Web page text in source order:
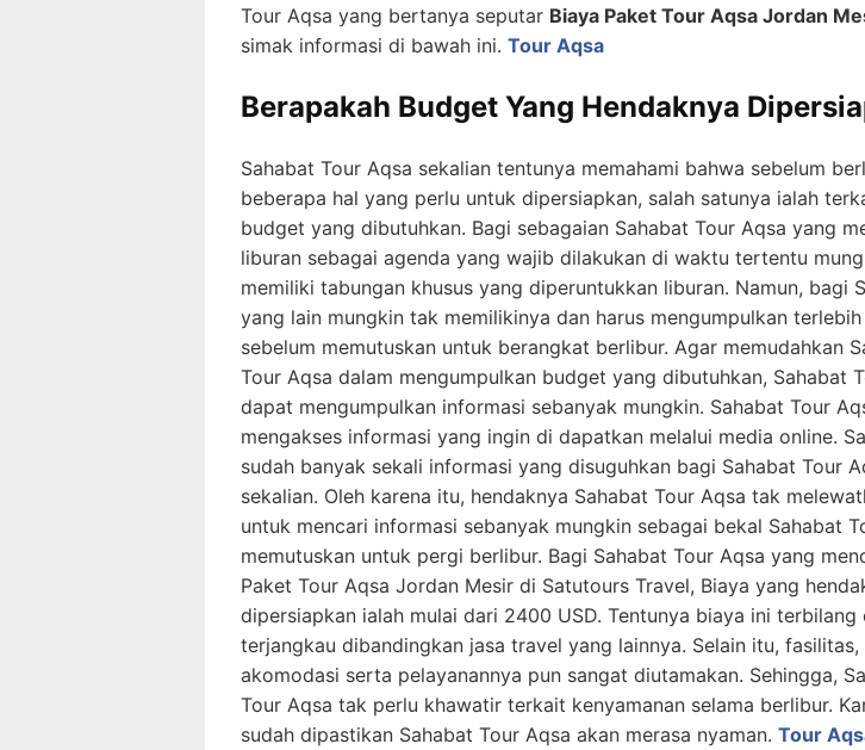
Tour Aqsa yang bertanya seputar Biaya Paket Tour Aqsa Jordan
simak informasi di bawah ini. Tour Aqsa
Berapakah Budget Yang Hendaknya
Sahabat Tour Aqsa sekalian tentunya memahami bahwa sebelum
beberapa hal yang perlu untuk dipersiapkan, salah satunya ialah
budget yang dibutuhkan. Bagi sebagaian Sahabat Tour Aqsa yang
liburan sebagai agenda yang wajib dilakukan di waktu tertentu
memiliki tabungan khusus yang diperuntukkan liburan. Namun, bagi
yang lain mungkin tak memilikinya dan harus mengumpulkan terlebih
sebelum memutuskan untuk berangkat berlibur. Agar memudahkan
Tour Aqsa dalam mengumpulkan budget yang dibutuhkan, Sahabat
dapat mengumpulkan informasi sebanyak mungkin. Sahabat Tour
mengakses informasi yang ingin di dapatkan melalui media online.
sudah banyak sekali informasi yang disuguhkan bagi Sahabat Tour
sekalian. Oleh karena itu, hendaknya Sahabat Tour Aqsa tak
untuk mencari informasi sebanyak mungkin sebagai bekal Sahabat
memutuskan untuk pergi berlibur. Bagi Sahabat Tour Aqsa yang
Paket Tour Aqsa Jordan Mesir di Satutours Travel, Biaya yang
dipersiapkan ialah mulai dari 2400 USD. Tentunya biaya ini terbilang
terjangkau dibandingkan jasa travel yang lainnya. Selain itu, fasilitas,
akomodasi serta pelayanannya pun sangat diutamakan. Sehingga,
Tour Aqsa tak perlu khawatir terkait kenyamanan selama berlibur.
sudah dipastikan Sahabat Tour Aqsa akan merasa nyaman. Tour